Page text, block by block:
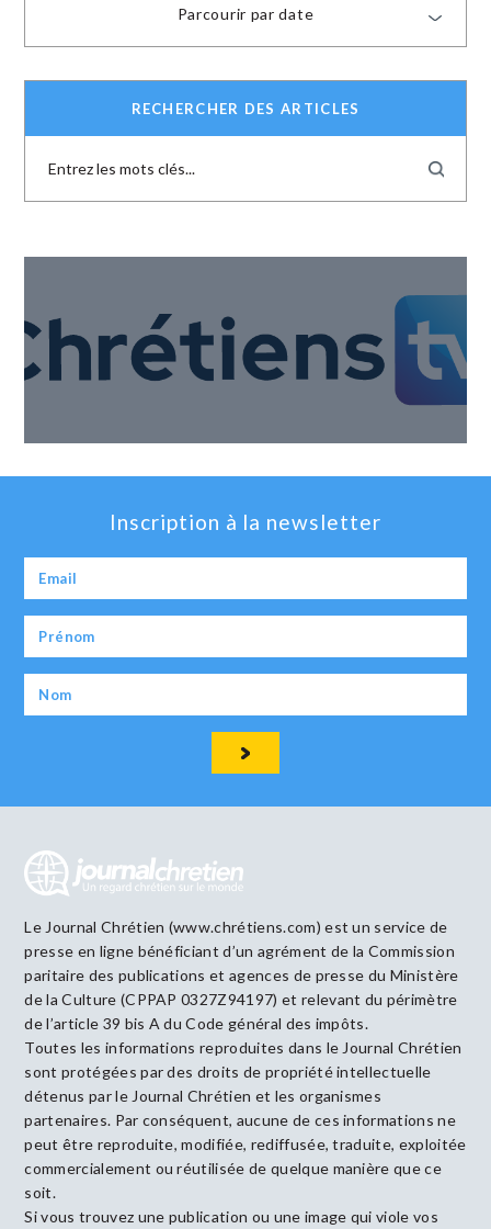
Parcourir par date
RECHERCHER DES ARTICLES
Inscription à la newsletter
Le Journal Chrétien (www.chrétiens.com) est un service de
presse en ligne bénéficiant d’un agrément de la Commission
paritaire des publications et agences de presse du Ministère
de la Culture (CPPAP 0327Z94197) et relevant du périmètre
de l’article 39 bis A du Code général des impôts.
Toutes les informations reproduites dans le Journal Chrétien
sont protégées par des droits de propriété intellectuelle
détenus par le Journal Chrétien et les organismes
partenaires. Par conséquent, aucune de ces informations ne
peut être reproduite, modifiée, rediffusée, traduite, exploitée
commercialement ou réutilisée de quelque manière que ce
soit.
Si vous trouvez une publication ou une image qui viole vos